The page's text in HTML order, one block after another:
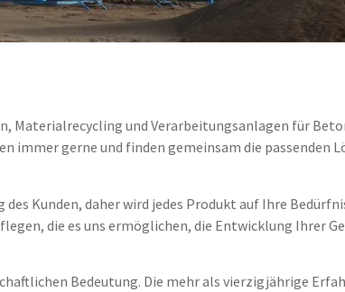
und Verarbeitungsanlagen für
immer gerne und finden gemeinsam die passenden
Kunden, daher wird jedes Produkt auf Ihre
die es uns ermöglichen, die Entwicklung Ihrer
Bedeutung. Die mehr als vierzigjährige